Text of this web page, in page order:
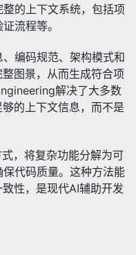
的上下文系统，包括项
流程等。
编码规范、架构模式和
图景，从而生成符合项
解决了大多数
的上下文信息，而不是
，将复杂功能分解为可
代码质量。这种方法能
性，是现代AI辅助开发